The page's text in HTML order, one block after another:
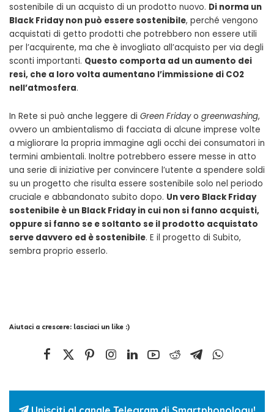
sostenibile di un acquisto di un prodotto nuovo. Di norma un
Black Friday non può essere sostenibile, perché vengono
acquistati di getto prodotti che potrebbero non essere utili
per l’acquirente, ma che è invogliato all’acquisto per via degli
sconti importanti. Questo comporta ad un aumento dei
resi, che a loro volta aumentano l’immissione di CO2
nell’atmosfera.
In Rete si può anche leggere di Green Fridayo greenwashing,
ovvero un ambientalismo di facciata di alcune imprese volte
a migliorare la propria immagine agli occhi dei consumatori in
termini ambientali. Inoltre potrebbero essere messe in atto
una serie di iniziative per convincere l’utente a spendere soldi
su un progetto che risulta essere sostenibile solo nel periodo
cruciale e abbandonato subito dopo. Un vero Black Friday
sostenibile è un Black Friday in cui non si fanno acquisti,
oppure si fanno se e soltanto se il prodotto acquistato
serve davvero ed è sostenibile. E il progetto di Subito,
sembra proprio esserlo.
Aiutaci a crescere: lasciaci un like :)